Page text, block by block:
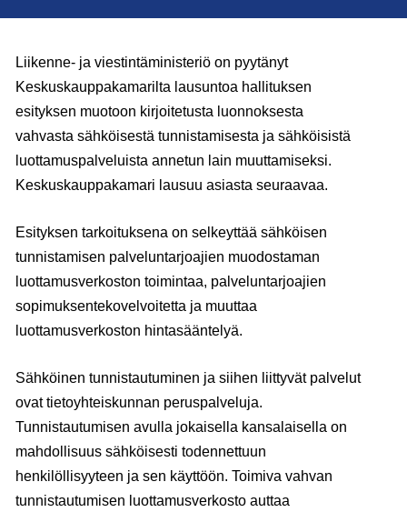
Liikenne- ja viestintäministeriö on pyytänyt
Keskuskauppakamarilta lausuntoa hallituksen
esityksen muotoon kirjoitetusta luonnoksesta
vahvasta sähköisestä tunnistamisesta ja sähköisistä
luottamuspalveluista annetun lain muuttamiseksi.
Keskuskauppakamari lausuu asiasta seuraavaa.
Esityksen tarkoituksena on selkeyttää sähköisen
tunnistamisen palveluntarjoajien muodostaman
luottamusverkoston toimintaa, palveluntarjoajien
sopimuksentekovelvoitetta ja muuttaa
luottamusverkoston hintasääntelyä.
Sähköinen tunnistautuminen ja siihen liittyvät palvelut
ovat tietoyhteiskunnan peruspalveluja.
Tunnistautumisen avulla jokaisella kansalaisella on
mahdollisuus sähköisesti todennettuun
henkilöllisyyteen ja sen käyttöön. Toimiva vahvan
tunnistautumisen luottamusverkosto auttaa